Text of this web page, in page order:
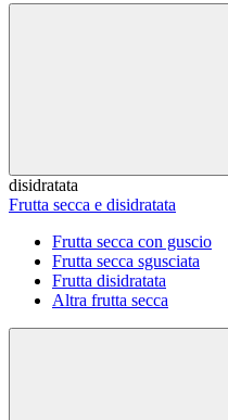
disidratata
Frutta secca e disidratata
Frutta secca con guscio
Frutta secca sgusciata
Frutta disidratata
Altra frutta secca